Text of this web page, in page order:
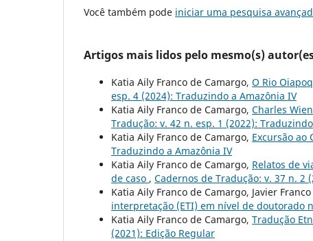
Você também pode iniciar uma pesquisa
Artigos mais lidos pelo mesmo(s)
Katia Aily Franco de Camargo, O Rio
esp. 4 (2024): Traduzindo a Amazônia IV
Katia Aily Franco de Camargo, Charles
Tradução: v. 42 n. esp. 1 (2022):
Katia Aily Franco de Camargo, Excursão ao
Traduzindo a Amazônia IV
Katia Aily Franco de Camargo, Relatos de
de caso , Cadernos de Tradução: v. 37 n. 2
Katia Aily Franco de Camargo, Javier
interpretação (ETI) em nível de doutorado
Katia Aily Franco de Camargo, Tradução
(2021): Edição Regular